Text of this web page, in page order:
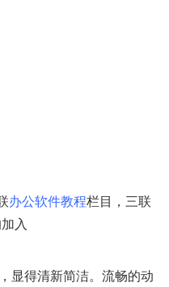
办公软件教程栏目，三联
入
显得清新简洁。流畅的动